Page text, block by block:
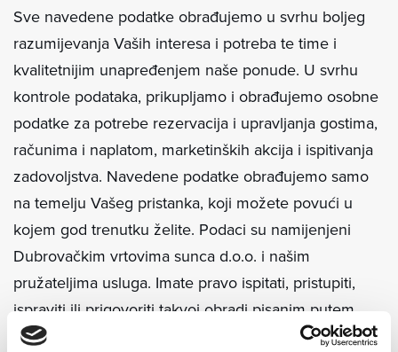
Sve navedene podatke obrađujemo u svrhu boljeg
razumijevanja Vaših interesa i potreba te time i
kvalitetnijim unapređenjem naše ponude. U svrhu
kontrole podataka, prikupljamo i obrađujemo osobne
podatke za potrebe rezervacija i upravljanja gostima,
računima i naplatom, marketinških akcija i ispitivanja
zadovoljstva. Navedene podatke obrađujemo samo
na temelju Vašeg pristanka, koji možete povući u
kojem god trenutku želite. Podaci su namijenjeni
Dubrovačkim vrtovima sunca d.o.o. i našim
pružateljima usluga. Imate pravo ispitati, pristupiti,
ispraviti ili prigovoriti takvoj obradi pisanim putem
našem službeniku za zaštitu podataka putem e-pošte